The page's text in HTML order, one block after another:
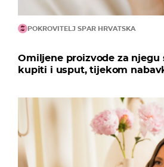
POKROVITELJ SPAR HRVATSKA
Omiljene proizvode za njegu
kupiti i usput, tijekom